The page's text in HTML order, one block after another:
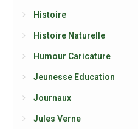
Histoire
Histoire Naturelle
Humour Caricature
Jeunesse Education
Journaux
Jules Verne